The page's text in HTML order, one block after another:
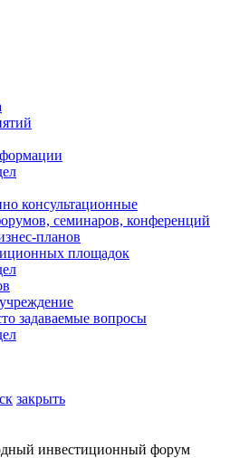
консультационные
семинаров, конференций
планов
площадок
задаваемые вопросы
закрыть
инвестиционный форум